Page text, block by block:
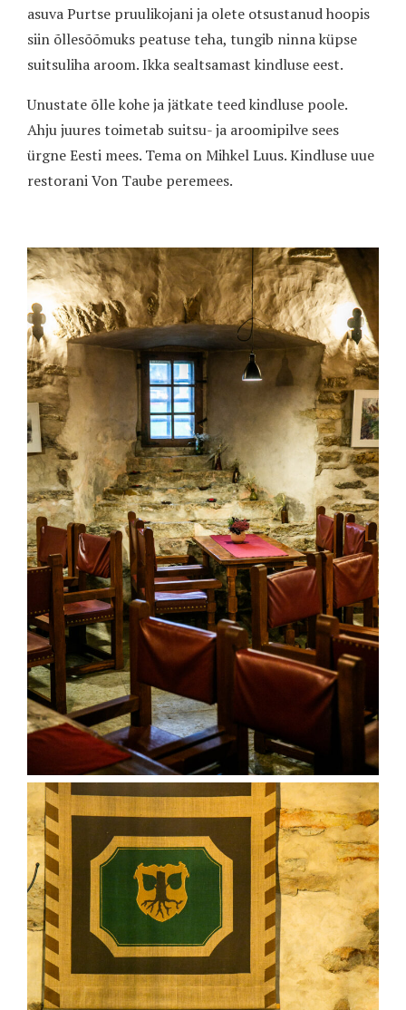
asuva Purtse pruulikojani ja olete otsustanud hoopis
siin õllesõõmuks peatuse teha, tungib ninna küpse
suitsuliha aroom. Ikka sealtsamast kindluse eest.
Unustate õlle kohe ja jätkate teed kindluse poole.
Ahju juures toimetab suitsu- ja aroomipilve sees
ürgne Eesti mees. Tema on Mihkel Luus. Kindluse uue
restorani Von Taube peremees.